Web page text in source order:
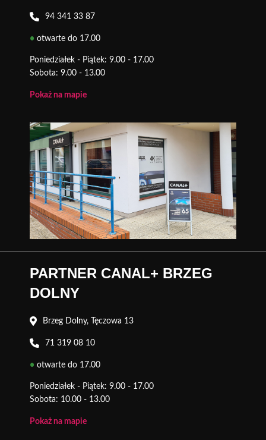
94 341 33 87
• otwarte do 17.00
Poniedziałek - Piątek: 9.00 - 17.00
Sobota: 9.00 - 13.00
Pokaż na mapie
PARTNER CANAL+ BRZEG
DOLNY
Brzeg Dolny, Tęczowa 13
71 319 08 10
• otwarte do 17.00
Poniedziałek - Piątek: 9.00 - 17.00
Sobota: 10.00 - 13.00
Pokaż na mapie